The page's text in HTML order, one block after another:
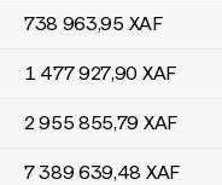
738 963,95 XAF
1 477 927,90 XAF
2 955 855,79 XAF
7 389 639,48 XAF